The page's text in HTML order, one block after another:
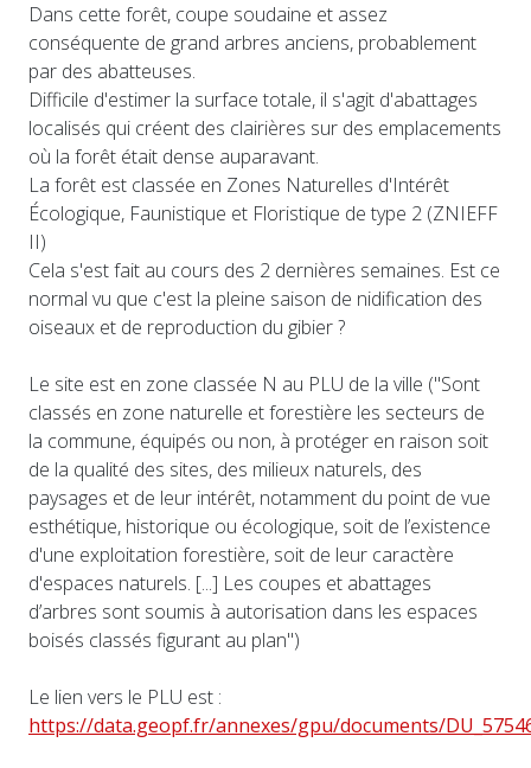
Dans cette forêt, coupe soudaine et assez
conséquente de grand arbres anciens, probablement
par des abatteuses.
Difficile d'estimer la surface totale, il s'agit d'abattages
localisés qui créent des clairières sur des emplacements
où la forêt était dense auparavant.
La forêt est classée en Zones Naturelles d'Intérêt
Écologique, Faunistique et Floristique de type 2 (ZNIEFF
II)
Cela s'est fait au cours des 2 dernières semaines. Est ce
normal vu que c'est la pleine saison de nidification des
oiseaux et de reproduction du gibier ?
Le site est en zone classée N au PLU de la ville ("Sont
classés en zone naturelle et forestière les secteurs de
la commune, équipés ou non, à protéger en raison soit
de la qualité des sites, des milieux naturels, des
paysages et de leur intérêt, notamment du point de vue
esthétique, historique ou écologique, soit de l’existence
d'une exploitation forestière, soit de leur caractère
d'espaces naturels. [...] Les coupes et abattages
d’arbres sont soumis à autorisation dans les espaces
boisés classés figurant au plan")
Le lien vers le PLU est :
https://data.geopf.fr/annexes/gpu/documents/